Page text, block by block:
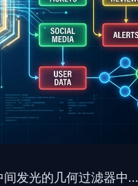
发光的几何过滤器中...